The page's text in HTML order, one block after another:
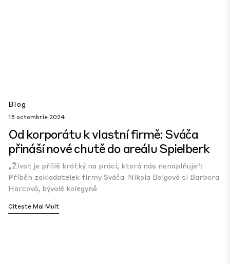
Blog
15 octombrie 2024
Od korporátu k vlastní firmě: Sváča
přináší nové chutě do areálu Spielberk
„Život je příliš krátký na práci, která nás nenaplňuje“:
Příběh zakladatelek firmy Sváča. Nikola Balgová și Barbora
Harcová, bývalé kolegyně
Citește Mai Mult